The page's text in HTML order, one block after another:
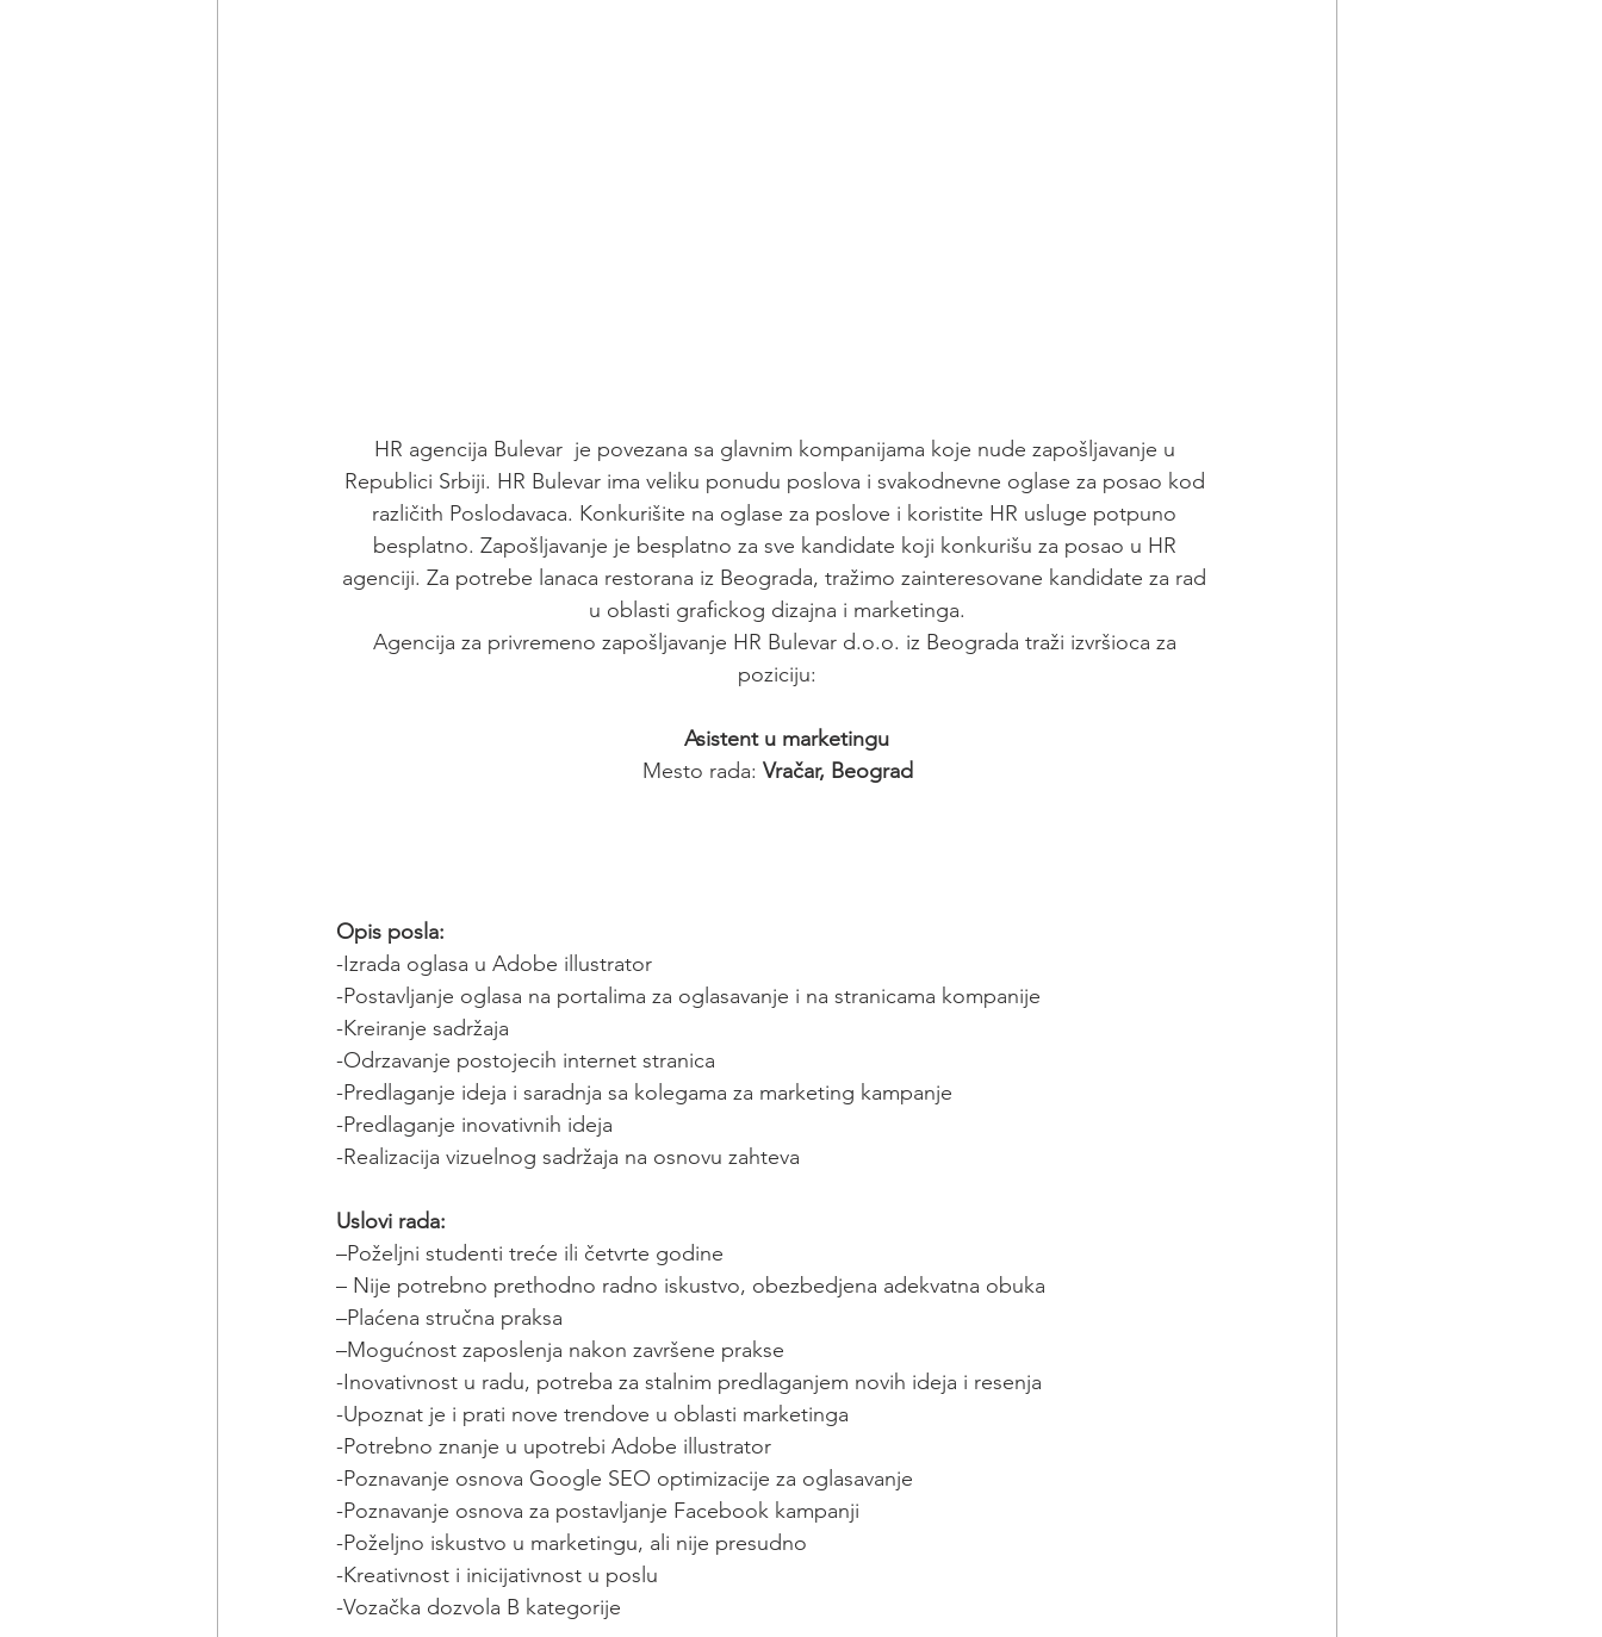
HR agencija Bulevar  je povezana sa glavnim kompanijama koje nude zapošljavanje u
Republici Srbiji. HR Bulevar ima veliku ponudu poslova i svakodnevne oglase za posao kod
različith Poslodavaca. Konkurišite na oglase za poslove i koristite HR usluge potpuno
besplatno. Zapošljavanje je besplatno za sve kandidate koji konkurišu za posao u HR
agenciji. Za potrebe lanaca restorana iz Beograda, tražimo zainteresovane kandidate za rad
u oblasti grafickog dizajna i marketinga.
Agencija za privremeno zapošljavanje HR Bulevar d.o.o. iz Beograda traži izvršioca za
poziciju:
Asistent u marketingu
Mesto rada: Vračar, Beograd
Opis posla:
-Izrada oglasa u Adobe illustrator
-Postavljanje oglasa na portalima za oglasavanje i na stranicama kompanije
-Kreiranje sadržaja
-Odrzavanje postojecih internet stranica
-Predlaganje ideja i saradnja sa kolegama za marketing kampanje
-Predlaganje inovativnih ideja
-Realizacija vizuelnog sadržaja na osnovu zahteva
Uslovi rada:
–Poželjni studenti treće ili četvrte godine
– Nije potrebno prethodno radno iskustvo, obezbedjena adekvatna obuka
–Plaćena stručna praksa
–Mogućnost zaposlenja nakon završene prakse
-Inovativnost u radu, potreba za stalnim predlaganjem novih ideja i resenja
-Upoznat je i prati nove trendove u oblasti marketinga
-Potrebno znanje u upotrebi Adobe illustrator
-Poznavanje osnova Google SEO optimizacije za oglasavanje
-Poznavanje osnova za postavljanje Facebook kampanji
-Poželjno iskustvo u marketingu, ali nije presudno
-Kreativnost i inicijativnost u poslu
-Vozačka dozvola B kategorije